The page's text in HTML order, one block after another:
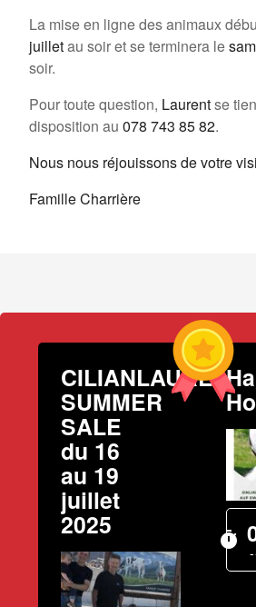
La mise en ligne des animaux
juilletau soir et se terminera le
soir.
Pour toute question, Laurentse
disposition au 078 743 85 82.
Nous nous réjouissons de votre
Famille Charrière
CILIANLAURE
SUMMER
SALE
du 16
au 19
juillet
2025 timer